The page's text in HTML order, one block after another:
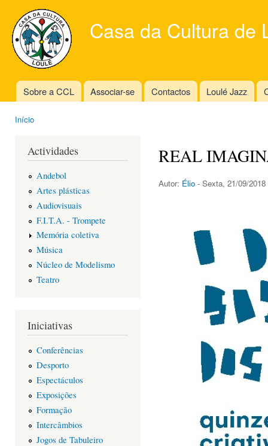
Casa da Cultura de
Main menu
Sobre a CCL Associar-se Contactos Loulé Jazz
Início
Actividades
Andebol
Artes plásticas
Audiovisuais
F.I.T.A. - Trompete
Memória coletiva
Música
Núcleo de Modelismo
Teatro
Iniciativas
Conferências
Desporto
Espectáculos
Exposições
Formação
Intercâmbios
Jogos de Tabuleiro
REAL
Autor: Élio - Sexta, 21/09/2018